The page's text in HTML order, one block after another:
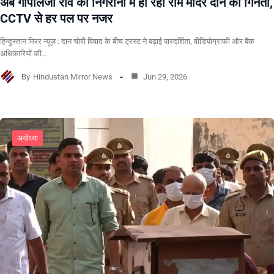
CCTV से हर पल पर नजर
हिन्दुस्तान मिरर न्यूज़ : दान चोरी विवाद के बीच ट्रस्ट ने बढ़ाई पारदर्शिता, वीडियोग्राफी और बैंक
अधिकारियों की…
By Hindustan Mirror News Jun 29, 2026
अयोध्या